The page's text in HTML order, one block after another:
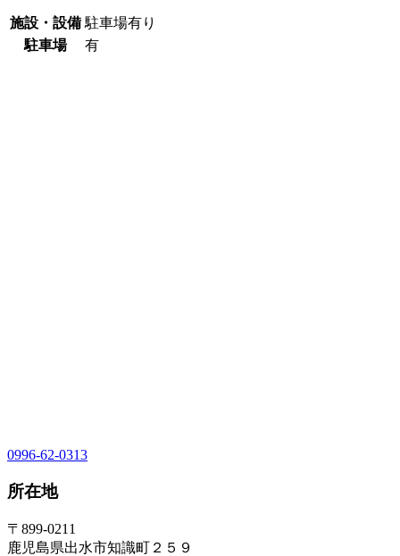
施設・設備 駐車場有り
駐車場
有
0996-62-0313
所在地
〒899-0211
鹿児島県出水市知識町２５９